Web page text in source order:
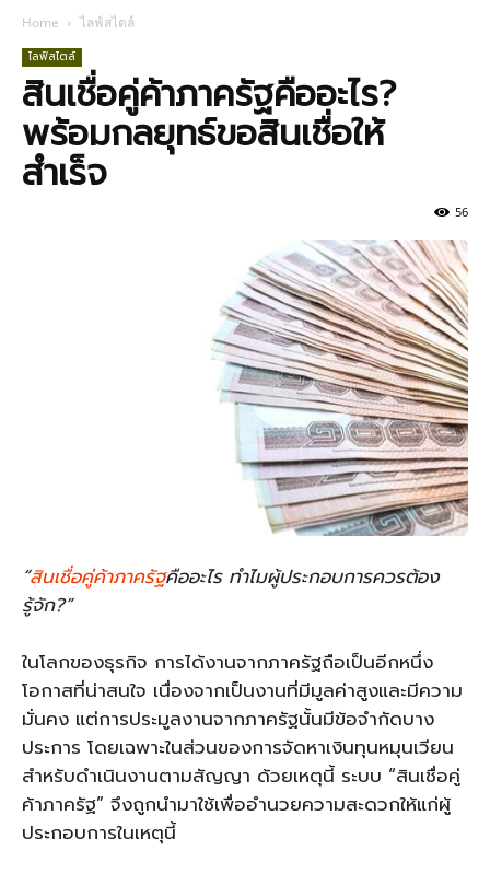
Home ไลฟ์สไตล์
ไลฟ์สไตล์
สินเชื่อคู่ค้าภาครัฐคืออะไร?
พร้อมกลยุทธ์ขอสินเชื่อให้
สำเร็จ
56
“สินเชื่อคู่ค้าภาครัฐคืออะไร ทำไมผู้ประกอบการควรต้อง
รู้จัก?”
ในโลกของธุรกิจ การได้งานจากภาครัฐถือเป็นอีกหนึ่ง
โอกาสที่น่าสนใจ เนื่องจากเป็นงานที่มีมูลค่าสูงและมีความ
มั่นคง แต่การประมูลงานจากภาครัฐนั้นมีข้อจำกัดบาง
ประการ โดยเฉพาะในส่วนของการจัดหาเงินทุนหมุนเวียน
สำหรับดำเนินงานตามสัญญา ด้วยเหตุนี้ ระบบ “สินเชื่อคู่
ค้าภาครัฐ” จึงถูกนำมาใช้เพื่ออำนวยความสะดวกให้แก่ผู้
ประกอบการในเหตุนี้